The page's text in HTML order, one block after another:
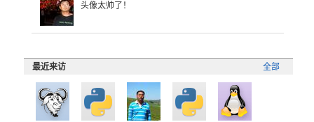
头像太帅了！
全部
最近来访